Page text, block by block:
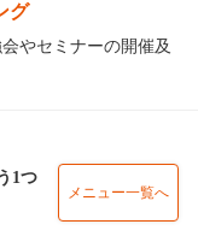
グ
やセミナーの開催及
1つ
メニュー一覧へ